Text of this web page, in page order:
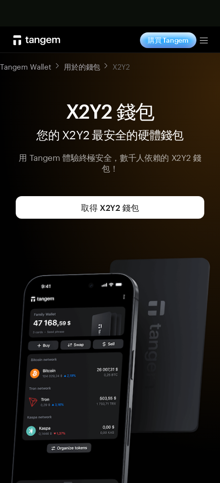
購買 Tangem
Tangem Wallet 用於的錢包 X2Y2
X2Y2 錢包
您的 X2Y2 最安全的硬體錢包
用 Tangem 體驗終極安全，數千人依賴的 X2Y2 錢
包！
取得 X2Y2 錢包